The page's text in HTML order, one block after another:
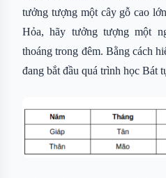
tưởng tượng một cây gỗ cao
Hỏa, hãy tưởng tượng một
thoáng trong đêm. Bằng cách
đang bắt đầu quá trình học Bát